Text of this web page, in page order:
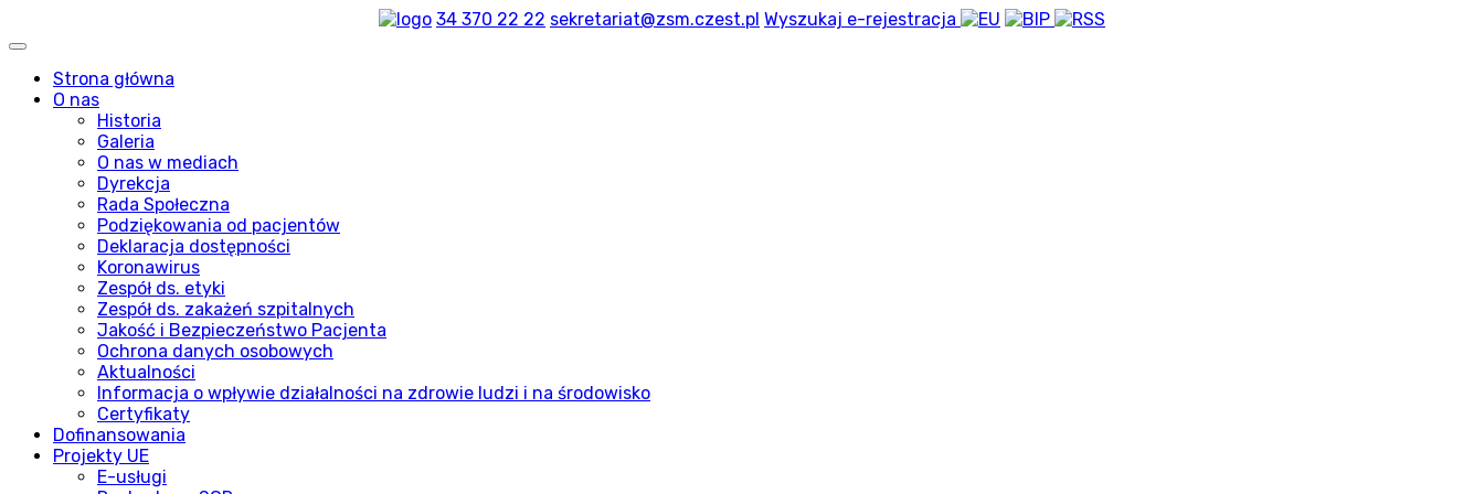
34 370 22 22 sekretariat@zsm.czest.pl Wyszukaj e-rejestracja
Strona główna
O nas
Historia
Galeria
O nas w mediach
Dyrekcja
Rada Społeczna
Podziękowania od pacjentów
Deklaracja dostępności
Koronawirus
Zespół ds. etyki
Zespół ds. zakażeń szpitalnych
Jakość i Bezpieczeństwo Pacjenta
Ochrona danych osobowych
Aktualności
Informacja o wpływie działalności na zdrowie ludzi i na środowisko
Certyfikaty
Dofinansowania
Projekty UE
E-usługi